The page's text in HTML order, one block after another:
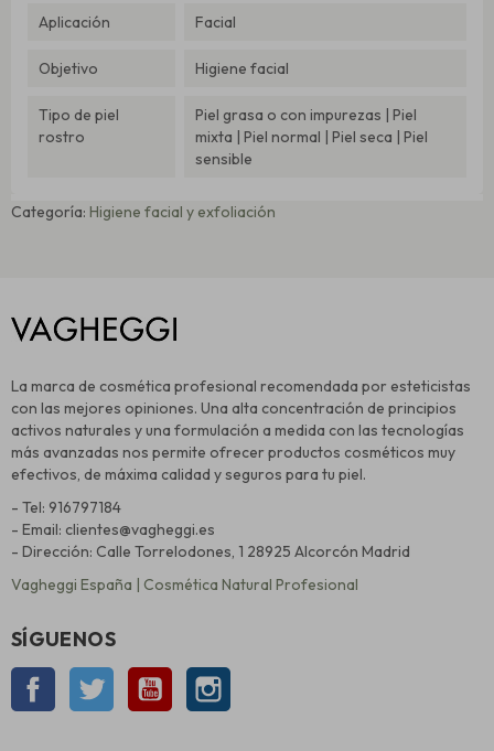
Aplicación Facial
Objetivo Higiene facial
Tipo de piel
rostro
Piel grasa o con impurezas | Piel
mixta | Piel normal | Piel seca | Piel
sensible
Categoría: Higiene facial y exfoliación
La marca de cosmética profesional recomendada por esteticistas
con las mejores opiniones. Una alta concentración de principios
activos naturales y una formulación a medida con las tecnologías
más avanzadas nos permite ofrecer productos cosméticos muy
efectivos, de máxima calidad y seguros para tu piel.
- Tel: 916797184
- Email: clientes@vagheggi.es
- Dirección: Calle Torrelodones, 1 28925 Alcorcón Madrid
Vagheggi España | Cosmética Natural Profesional
SÍGUENOS
Facebook Twitter YouTube